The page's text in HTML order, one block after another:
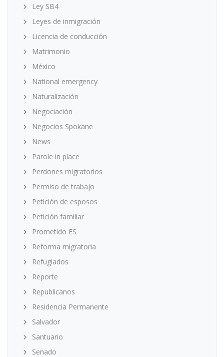
Ley SB4
Leyes de inmigración
Licencia de conducción
Matrimonio
México
National emergency
Naturalización
Negociación
Negocios Spokane
News
Parole in place
Perdones migratorios
Permiso de trabajo
Petición de esposos
Petición familiar
Prometido ES
Reforma migratoria
Refugiados
Reporte
Republicanos
Residencia Permanente
Salvador
Santuario
Senado